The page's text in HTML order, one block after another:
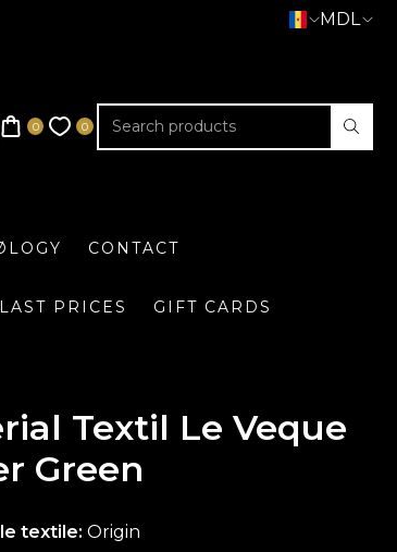
MDL
CONTACT
LAST PRICES GIFT CARDS
Textil Le Veque
Green
textile:Origin